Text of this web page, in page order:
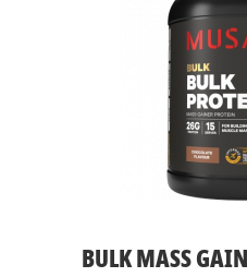
BULK MASS